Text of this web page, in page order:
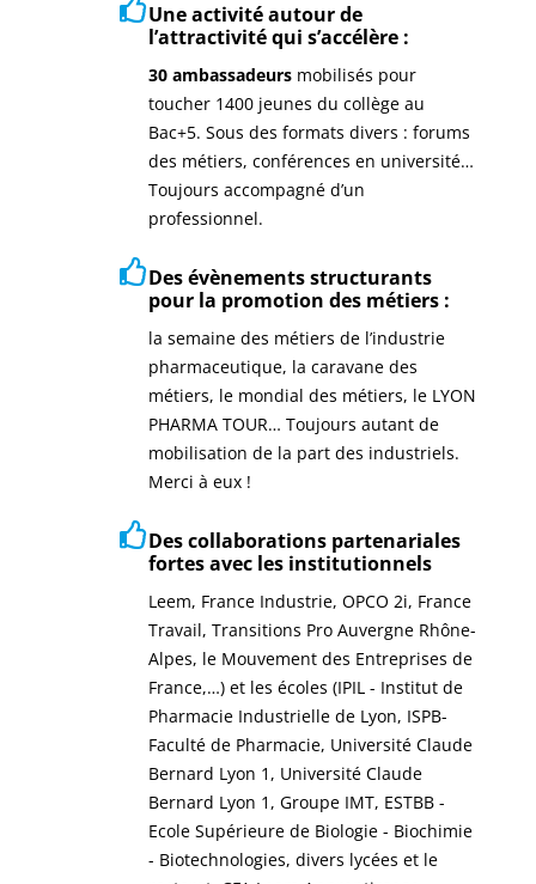
Une activité autour de
l’attractivité qui s’accélère :
30 ambassadeurs mobilisés pour
toucher 1400 jeunes du collège au
Bac+5. Sous des formats divers : forums
des métiers, conférences en université…
Toujours accompagné d’un
professionnel.
Des évènements structurants
pour la promotion des métiers :
la semaine des métiers de l’industrie
pharmaceutique, la caravane des
métiers, le mondial des métiers, le LYON
PHARMA TOUR… Toujours autant de
mobilisation de la part des industriels.
Merci à eux !
Des collaborations partenariales
fortes avec les institutionnels
Leem, France Industrie, OPCO 2i, France
Travail, Transitions Pro Auvergne Rhône-
Alpes, le Mouvement des Entreprises de
France,…) et les écoles (IPIL - Institut de
Pharmacie Industrielle de Lyon, ISPB-
Faculté de Pharmacie, Université Claude
Bernard Lyon 1, Université Claude
Bernard Lyon 1, Groupe IMT, ESTBB -
Ecole Supérieure de Biologie - Biochimie
- Biotechnologies, divers lycées et le